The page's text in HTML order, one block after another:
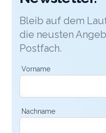
Bleib auf dem
die neusten
Postfach.
Vorname
Nachname